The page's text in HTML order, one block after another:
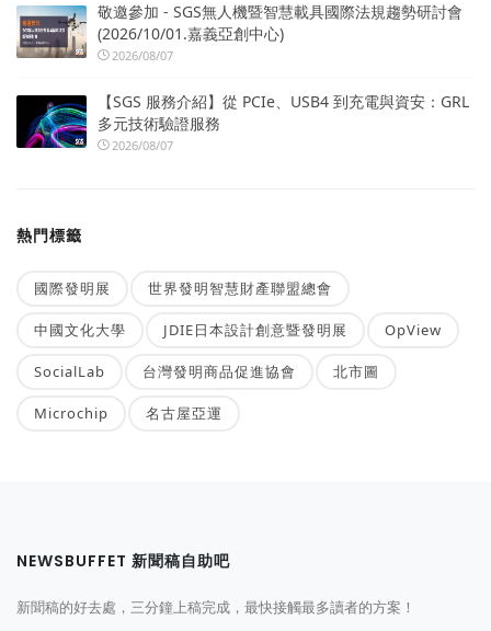
敬邀參加 - SGS無人機暨智慧載具國際法規趨勢研討會
(2026/10/01.嘉義亞創中心)
2026/08/07
【SGS 服務介紹】從 PCIe、USB4 到充電與資安：GRL
多元技術驗證服務
2026/08/07
熱門標籤
國際發明展 世界發明智慧財產聯盟總會
中國文化大學 JDIE日本設計創意暨發明展 OpView
SocialLab 台灣發明商品促進協會 北市圖
Microchip 名古屋亞運
NEWSBUFFET 新聞稿自助吧
新聞稿的好去處，三分鐘上稿完成，最快接觸最多讀者的方案！